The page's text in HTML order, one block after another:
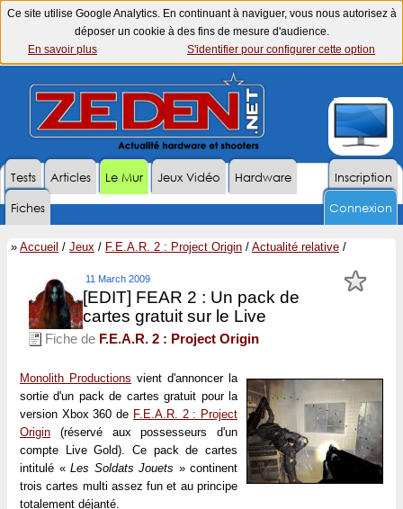
Ce site utilise Google Analytics. En continuant à naviguer, vous nous autorisez à
déposer un cookie à des fins de mesure d'audience.
En savoir plus
S'identifier pour configurer cette option
Inscription
Tests Articles Le Mur Jeux Vidéo
Hardware
Fiches
Connexion
» Accueil / Jeux / F.E.A.R. 2 : Project Origin / Actualité relative /
11 March 2009
[EDIT] FEAR 2 : Un pack de
cartes gratuit sur le Live
Fiche de F.E.A.R. 2 : Project Origin
Monolith Productions vient d'annoncer la
sortie d'un pack de cartes gratuit pour la
version Xbox 360 de F.E.A.R. 2 : Project
Origin (réservé aux possesseurs d'un
compte Live Gold). Ce pack de cartes
intitulé « Les Soldats Jouets » continent
trois cartes multi assez fun et au principe
totalement déjanté.